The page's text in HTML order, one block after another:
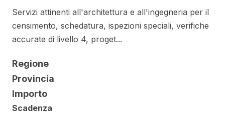
Servizi attinenti all'architettura e all'ingegneria per il
censimento, schedatura, ispezioni speciali, verifiche
accurate di livello 4, proget...
Regione
Provincia
Importo
Scadenza